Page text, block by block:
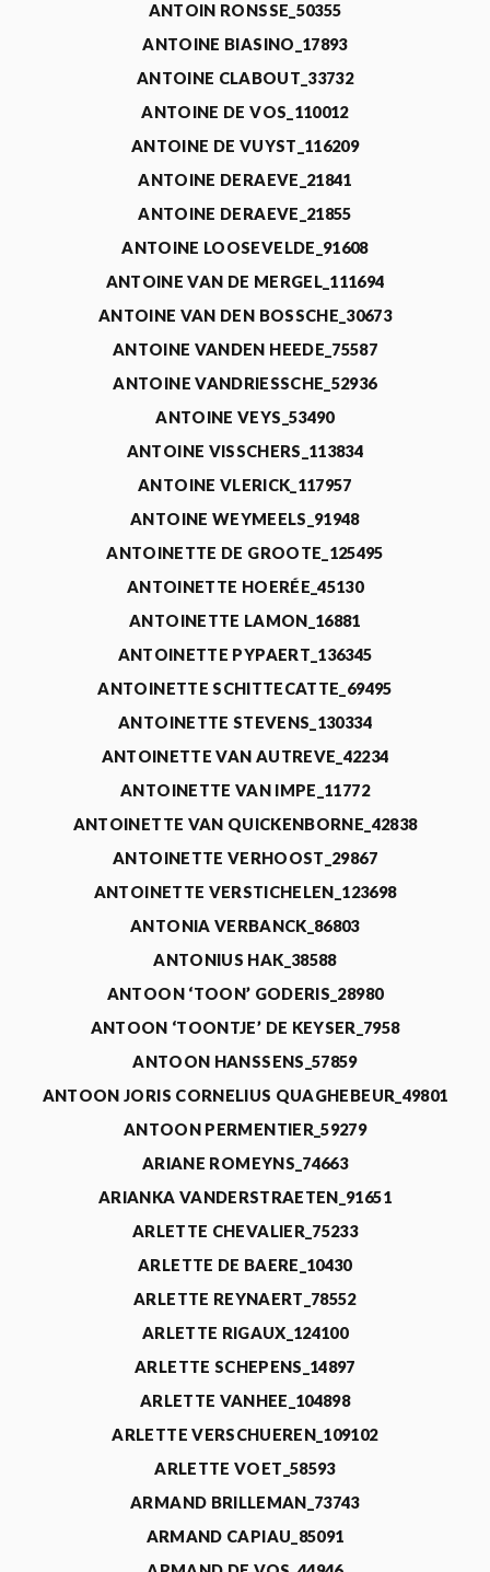
ANTOIN RONSSE_50355
ANTOINE BIASINO_17893
ANTOINE CLABOUT_33732
ANTOINE DE VOS_110012
ANTOINE DE VUYST_116209
ANTOINE DERAEVE_21841
ANTOINE DERAEVE_21855
ANTOINE LOOSEVELDE_91608
ANTOINE VAN DE MERGEL_111694
ANTOINE VAN DEN BOSSCHE_30673
ANTOINE VANDEN HEEDE_75587
ANTOINE VANDRIESSCHE_52936
ANTOINE VEYS_53490
ANTOINE VISSCHERS_113834
ANTOINE VLERICK_117957
ANTOINE WEYMEELS_91948
ANTOINETTE DE GROOTE_125495
ANTOINETTE HOERÉE_45130
ANTOINETTE LAMON_16881
ANTOINETTE PYPAERT_136345
ANTOINETTE SCHITTECATTE_69495
ANTOINETTE STEVENS_130334
ANTOINETTE VAN AUTREVE_42234
ANTOINETTE VAN IMPE_11772
ANTOINETTE VAN QUICKENBORNE_42838
ANTOINETTE VERHOOST_29867
ANTOINETTE VERSTICHELEN_123698
ANTONIA VERBANCK_86803
ANTONIUS HAK_38588
ANTOON ‘TOON’ GODERIS_28980
ANTOON ‘TOONTJE’ DE KEYSER_7958
ANTOON HANSSENS_57859
ANTOON JORIS CORNELIUS QUAGHEBEUR_49801
ANTOON PERMENTIER_59279
ARIANE ROMEYNS_74663
ARIANKA VANDERSTRAETEN_91651
ARLETTE CHEVALIER_75233
ARLETTE DE BAERE_10430
ARLETTE REYNAERT_78552
ARLETTE RIGAUX_124100
ARLETTE SCHEPENS_14897
ARLETTE VANHEE_104898
ARLETTE VERSCHUEREN_109102
ARLETTE VOET_58593
ARMAND BRILLEMAN_73743
ARMAND CAPIAU_85091